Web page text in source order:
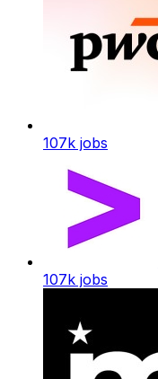
107k jobs
107k jobs